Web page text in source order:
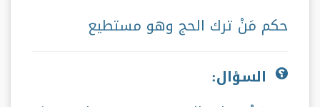
حكم مَنْ ترك الحج وهو مستطيع
السؤال: